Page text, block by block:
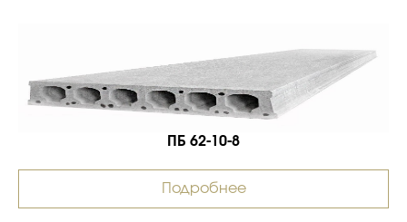
ПБ 62-10-8
Подробнее